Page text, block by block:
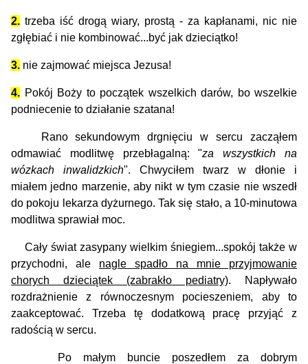
2. trzeba iść drogą wiary, prostą - za kapłanami, nic nie
zgłębiać i nie kombinować...być jak dzieciątko!
3. nie zajmować miejsca Jezusa!
4. Pokój Boży to początek wszelkich darów, bo wszelkie
podniecenie to działanie szatana!
Rano sekundowym drgnięciu w sercu zacząłem
odmawiać modlitwę przebłagalną: "za wszystkich na
wózkach inwalidzkich". Chwyciłem twarz w dłonie i
miałem jedno marzenie, aby nikt w tym czasie nie wszedł
do pokoju lekarza dyżurnego. Tak się stało, a 10-minutowa
modlitwa sprawiał moc.
Cały świat zasypany wielkim śniegiem...spokój także w
przychodni, ale nagle spadło na mnie przyjmowanie
chorych dzieciątek (zabrakło pediatry). Napływało
rozdrażnienie z równoczesnym pocieszeniem, aby to
zaakceptować. Trzeba tę dodatkową pracę przyjąć z
radością w sercu.
Po małym buncie poszedłem za dobrym